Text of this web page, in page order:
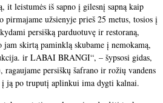
it leistumės iš sapno į gilesnį sapną kaip
pirmajame užsienyje prieš 25 metus, tosios į
persišką parduotuvę ir restoraną,
skirtą paminklą skubame į nemokamą,
ir LABAI BRANGI“, – šypsosi gidas,
persiškų šafrano ir rožių vandens
į ją po truputį aplinkui ima dygti kalnai.